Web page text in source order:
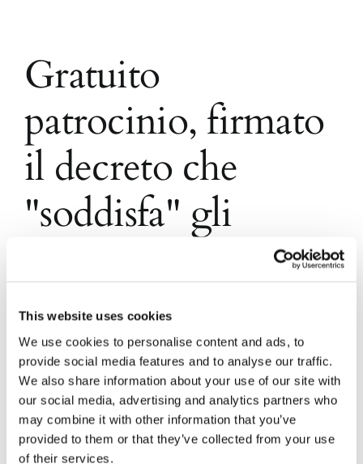
This website uses cookies
We use cookies to personalise content and ads, to
provide social media features and to analyse our traffic.
We also share information about your use of our site with
our social media, advertising and analytics partners who
may combine it with other information that you’ve
provided to them or that they’ve collected from your use
of their services.
Gratuito
patrocinio, firmato
il decreto che
"soddisfa" gli
avvocati ammessi
Firmato l'accordo tra il Ministro Orlando e il
avvocati di compensare i crediti vantati nei
confronti dello Stato
24 Luglio 2016 | Articoli,Daniela Mongillo,News | 0
Commenti
Continua a leggere